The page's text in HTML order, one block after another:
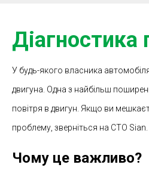
Діагностика
У будь-якого власника
двигуна. Одна з найбільш
повітря в двигун. Якщо ви
проблему, зверніться на СТО Sian.
Чому це важливо?